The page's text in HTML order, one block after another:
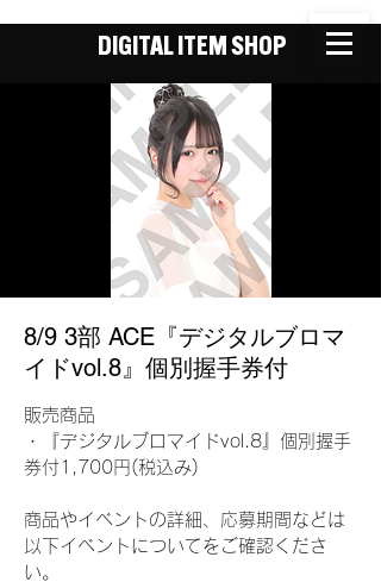
DIGITAL ITEM SHOP
8/9 3部 ACE『デジタルブロマ
イドvol.8』個別握手券付
販売商品
・『デジタルブロマイドvol.8』個別握手
券付1,700円(税込み)
商品やイベントの詳細、応募期間などは
以下イベントについてをご確認くださ
い。